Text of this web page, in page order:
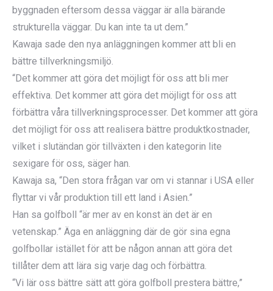
byggnaden eftersom dessa väggar är alla bärande
strukturella väggar. Du kan inte ta ut dem.”
Kawaja sade den nya anläggningen kommer att bli en
bättre tillverkningsmiljö.
“Det kommer att göra det möjligt för oss att bli mer
effektiva. Det kommer att göra det möjligt för oss att
förbättra våra tillverkningsprocesser. Det kommer att göra
det möjligt för oss att realisera bättre produktkostnader,
vilket i slutändan gör tillväxten i den kategorin lite
sexigare för oss, säger han.
Kawaja sa, “Den stora frågan var om vi stannar i USA eller
flyttar vi vår produktion till ett land i Asien.”
Han sa golfboll “är mer av en konst än det är en
vetenskap.” Äga en anläggning där de gör sina egna
golfbollar istället för att be någon annan att göra det
tillåter dem att lära sig varje dag och förbättra.
“Vi lär oss bättre sätt att göra golfboll prestera bättre,”